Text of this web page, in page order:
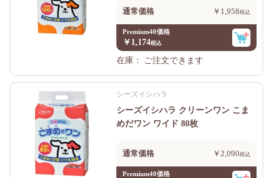
通常価格 ￥1,958
Premium40価格
￥1,174
在庫：
ご注文できます
シーズイシハラ
シーズイシハラ クリーンワン こま
めだワン ワイド 80枚
通常価格 ￥2,090
Premium40価格